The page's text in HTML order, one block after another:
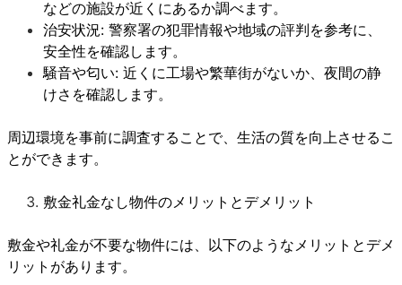
などの施設が近くにあるか調べます。
治安状況: 警察署の犯罪情報や地域の評判を参考に、
安全性を確認します。
騒音や匂い: 近くに工場や繁華街がないか、夜間の静
けさを確認します。
周辺環境を事前に調査することで、生活の質を向上させるこ
とができます。
敷金礼金なし物件のメリットとデメリット
敷金や礼金が不要な物件には、以下のようなメリットとデメ
リットがあります。